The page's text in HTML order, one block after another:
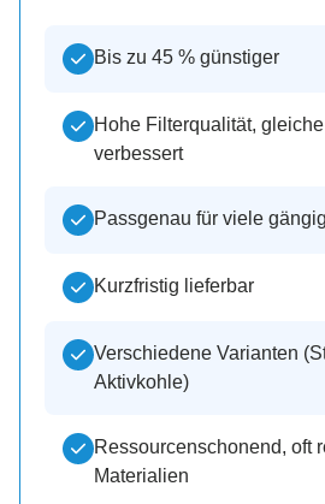
Bis zu 45 % günstiger
Hohe Filterqualität,
verbessert
Passgenau für viele
Kurzfristig lieferbar
Verschiedene Varianten
Aktivkohle)
Ressourcenschonend, oft
Materialien